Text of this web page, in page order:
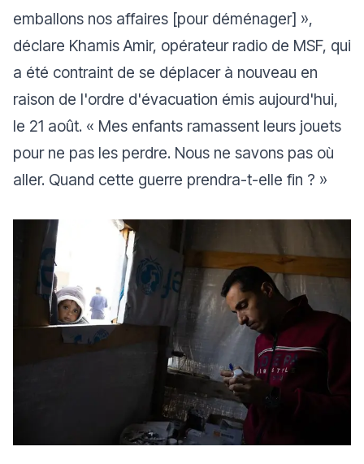
emballons nos affaires [pour déménager] »,
déclare Khamis Amir, opérateur radio de MSF, qui
a été contraint de se déplacer à nouveau en
raison de l'ordre d'évacuation émis aujourd'hui,
le 21 août. « Mes enfants ramassent leurs jouets
pour ne pas les perdre. Nous ne savons pas où
aller. Quand cette guerre prendra-t-elle fin ? »